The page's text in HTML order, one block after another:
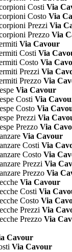
Costi Via
Costo Via
Prezzi Via
Prezzo Via
Via Cavour
Costi Via
Costo Via
Prezzi Via
Prezzo Via
Via Cavour
Costi Via
Costo Via
Prezzi Via
Prezzo Via
Via Cavour
Costi Via
Costo Via
Prezzi Via
Prezzo Via
Via Cavour
Costi Via
Costo Via
Prezzi Via
Prezzo Via
Cavour
Via Cavour